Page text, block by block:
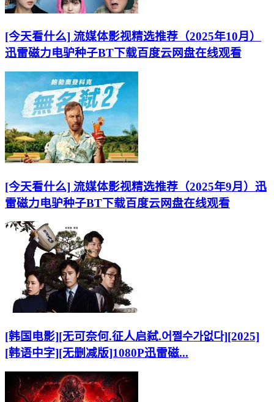
[今天看什么] 流媒体影视精选推荐（2025年10月）
迅雷磁力电驴种子BT下载百度云网盘在线观看
[今天看什么] 流媒体影视精选推荐（2025年9月）迅
雷磁力电驴种子BT下载百度云网盘在线观看
[韩国电影][无可奈何.征人启弑.어쩔수가없다][2025]
[韩语中字][无删减版]1080P迅雷磁...